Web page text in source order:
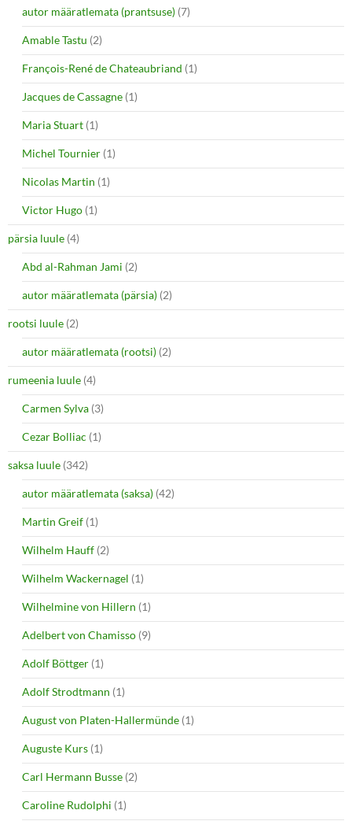
autor määratlemata (prantsuse) (7)
Amable Tastu (2)
François-René de Chateaubriand (1)
Jacques de Cassagne (1)
Maria Stuart (1)
Michel Tournier (1)
Nicolas Martin (1)
Victor Hugo (1)
pärsia luule (4)
Abd al-Rahman Jami (2)
autor määratlemata (pärsia) (2)
rootsi luule (2)
autor määratlemata (rootsi) (2)
rumeenia luule (4)
Carmen Sylva (3)
Cezar Bolliac (1)
saksa luule (342)
autor määratlemata (saksa) (42)
Martin Greif (1)
Wilhelm Hauff (2)
Wilhelm Wackernagel (1)
Wilhelmine von Hillern (1)
Adelbert von Chamisso (9)
Adolf Böttger (1)
Adolf Strodtmann (1)
August von Platen-Hallermünde (1)
Auguste Kurs (1)
Carl Hermann Busse (2)
Caroline Rudolphi (1)